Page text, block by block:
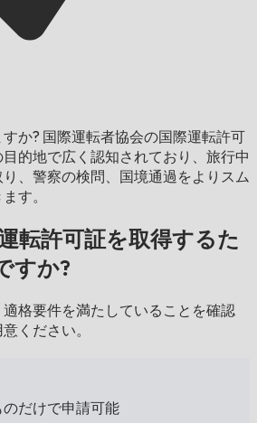
か? 国際運転者協会の国際運転許可
的地で広く認知されており、旅行中
、警察の検問、国境通過をよりスム
す。
転許可証を取得するた
すか?
格要件を満たしていることを確認
ください。
だけで申請可能